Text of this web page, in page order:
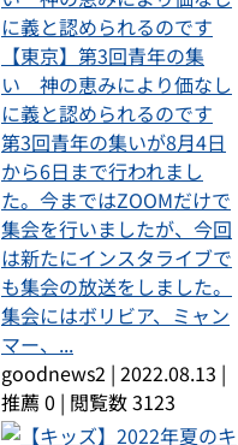
【東京】第3回青年の集
い 神の恵みにより価なし
に義と認められるのです
第3回青年の集いが8月4日
から6日まで行われまし
た。今まではZOOMだけで
集会を行いましたが、今回
は新たにインスタライブで
も集会の放送をしました。
集会にはボリビア、ミャン
マー、...
goodnews2 | 2022.08.13 |
推薦 0 | 閲覧数 3123